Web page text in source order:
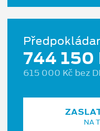
744 150
615 000 Kč bez
NA